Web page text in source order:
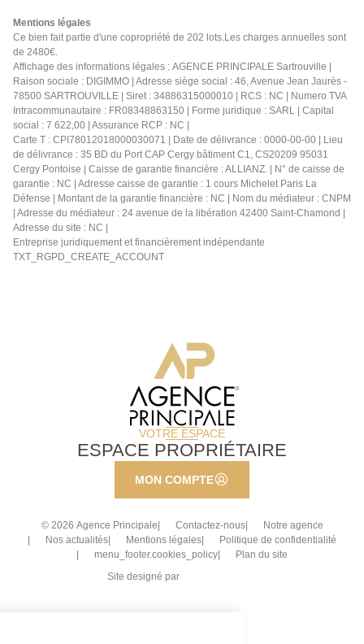
Sartrouville, votre agence de confiance dans les
Yvelines depuis 40 ans.
Mentions légales
Ce bien fait partie d'une copropriété de 202 lots.Les charges annuelles sont
de 2480€.
Affichage des informations légales : AGENCE PRINCIPALE Sartrouville |
Raison sociale : DIGIMMO | Adresse siège social : 46, Avenue Jean Jaurès -
78500 SARTROUVILLE | Siret : 34886315000010 | RCS : NC | Numero TVA
Intracommunautaire : FR08348863150 | Forme juridique : SARL | Capital
social : 7 622,00 | Assurance RCP : NC |
Carte T : CPI78012018000030071 | Date de délivrance : 0000-00-00 | Lieu
de délivrance : 35 BD du Port CAP Cergy bâtiment C1, CS20209 95031
Cergy Pontoise | Caisse de garantie financière : ALLIANZ. | N° de caisse de
garantie : NC | Adresse caisse de garantie : 1 cours Michelet Paris La
Défense | Montant de la garantie financière : NC | Nom du médiateur : CNPM
| Adresse du médiateur : 24 avenue de la libération 42400 Saint-Chamond |
Adresse du site : NC |
Entreprise juridiquement et financièrement indépendante
TXT_RGPD_CREATE_ACCOUNT
VOTRE ESPACE
ESPACE PROPRIÉTAIRE
MON COMPTE
© 2026 Agence Principale Contactez-nous
Notre agence
Nos actualités
Mentions légales
Politique de confidentialité
menu_footer.cookies_policy
Plan du site
Site designé par